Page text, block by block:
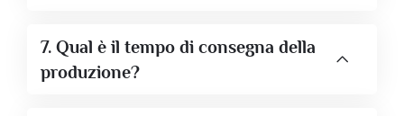
7. Qual è il tempo di consegna della
produzione?